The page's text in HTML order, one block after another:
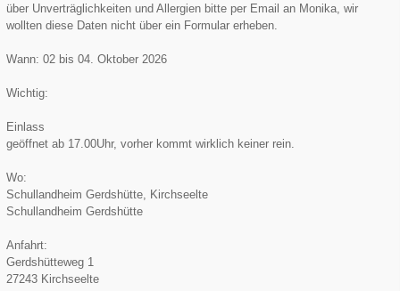
über Unverträglichkeiten und Allergien bitte per Email an Monika, wir
wollten diese Daten nicht über ein Formular erheben.
Wann: 02 bis 04. Oktober 2026
Wichtig:
Einlass
geöffnet ab 17.00Uhr, vorher kommt wirklich keiner rein.
Wo:
Schullandheim Gerdshütte, Kirchseelte
Schullandheim Gerdshütte
Anfahrt:
Gerdshütteweg 1
27243 Kirchseelte